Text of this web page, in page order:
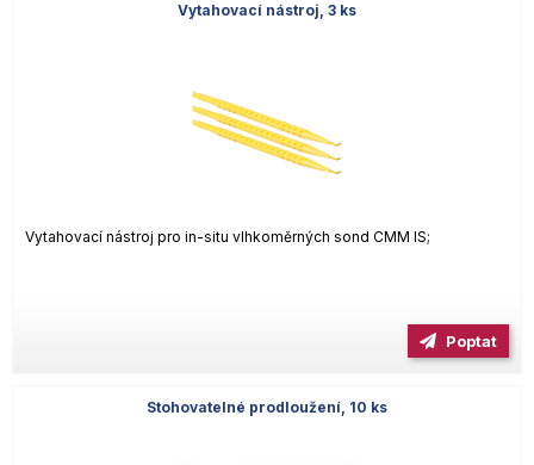
Vytahovací nástroj, 3 ks
Vytahovací nástroj pro in-situ vlhkoměrných sond CMM IS;
Poptat
Stohovatelné prodloužení, 10 ks